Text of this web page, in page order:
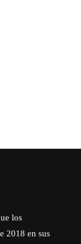
los
2018 en sus